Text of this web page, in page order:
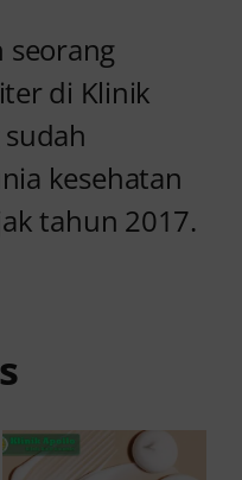
seorang
di Klinik
kesehatan
tahun 2017.
Apakah